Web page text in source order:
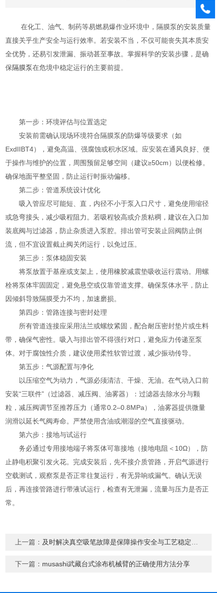
在化工、油气、制药等易燃易爆作业环境中，隔膜泵的安装质量
直接关乎生产安全与运行效率。若安装不当，不仅可能丧失其本质安
全优势，还易引发泄漏、振动甚至事故。掌握科学的安装步骤，是确
保隔膜泵在危境中稳定运行的主要前提。
第一步：环境评估与位置选定
安装前需确认现场环境符合隔膜泵的防爆等级要求（如
ExdIIBT4），避免高温、强腐蚀或积水区域。应安装在通风良好、便
于操作与维护的位置，周围预留足够空间（建议≥50cm）以便检修。
确保地面平整坚固，防止运行时振动偏移。
第二步：管道系统设计优化
吸入管应尽可能短、直，内径不小于泵入口尺寸，避免使用缩径
或急弯接头，减少吸程阻力。若吸程较高或介质粘稠，建议在入口加
装底阀与过滤器，防止杂质进入泵腔。排出管可安装止回阀防止倒
流，但不宜设置截止阀关闭运行，以免过压。
第三步：泵体稳固安装
将泵放置于基座或支架上，使用橡胶减震垫吸收运行震动。用螺
栓将泵体牢固固定，避免悬空或仅靠管道支撑。确保泵体水平，防止
因倾斜导致隔膜受力不均，加速磨损。
第四步：管路连接与密封处理
所有管道连接应采用法兰或螺纹紧固，配合耐压密封垫片或生料
带，确保气密性。吸入与排出管不得强行对口，避免应力传递至泵
体。对于腐蚀性介质，建议使用柔性软管过渡，减少振动传导。
第五步：气源配置与净化
以压缩空气为动力，气源必须清洁、干燥、无油。在气动入口前
安装“三联件”（过滤器、减压阀、油雾器）：过滤器去除水分与颗
粒，减压阀调节至推荐压力（通常0.2–0.8MPa），油雾器提供微量
润滑以延长气阀寿命。严禁使用含油或潮湿的空气直接驱动。
第六步：接地与试运行
务必通过专用接地端子将泵体可靠接地（接地电阻＜10Ω），防
止静电积聚引发火花。完成安装后，先不接介质管路，开启气源进行
空载测试，观察泵是否正常往复运行，有无异响或漏气。确认无误
后，再连接管路进行带液试运行，检查有无泄漏，流量与压力是否正
常。
上一篇： 及时解决真空吸笔故障是保障操作安全与工艺稳定的关键
下一篇： musashi武藏台式涂布机械臂的正确使用方法分享